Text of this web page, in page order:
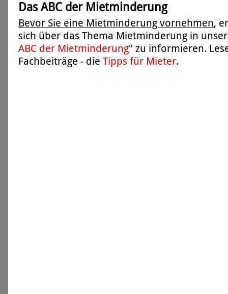
Das ABC der Mietminderung
Bevor Sie eine Mietminderung vornehmen,
sich über das Thema Mietminderung in
ABC der Mietminderung" zu informieren.
Fachbeiträge - die Tipps für Mieter.